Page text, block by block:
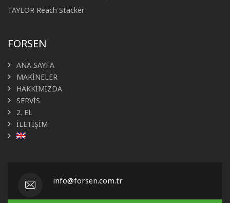
TAYLOR Reach Stacker
FORSEN
ANA SAYFA
MAKİNELER
HAKKIMIZDA
SERVİS
2. EL
İLETİŞİM
info@forsen.com.tr